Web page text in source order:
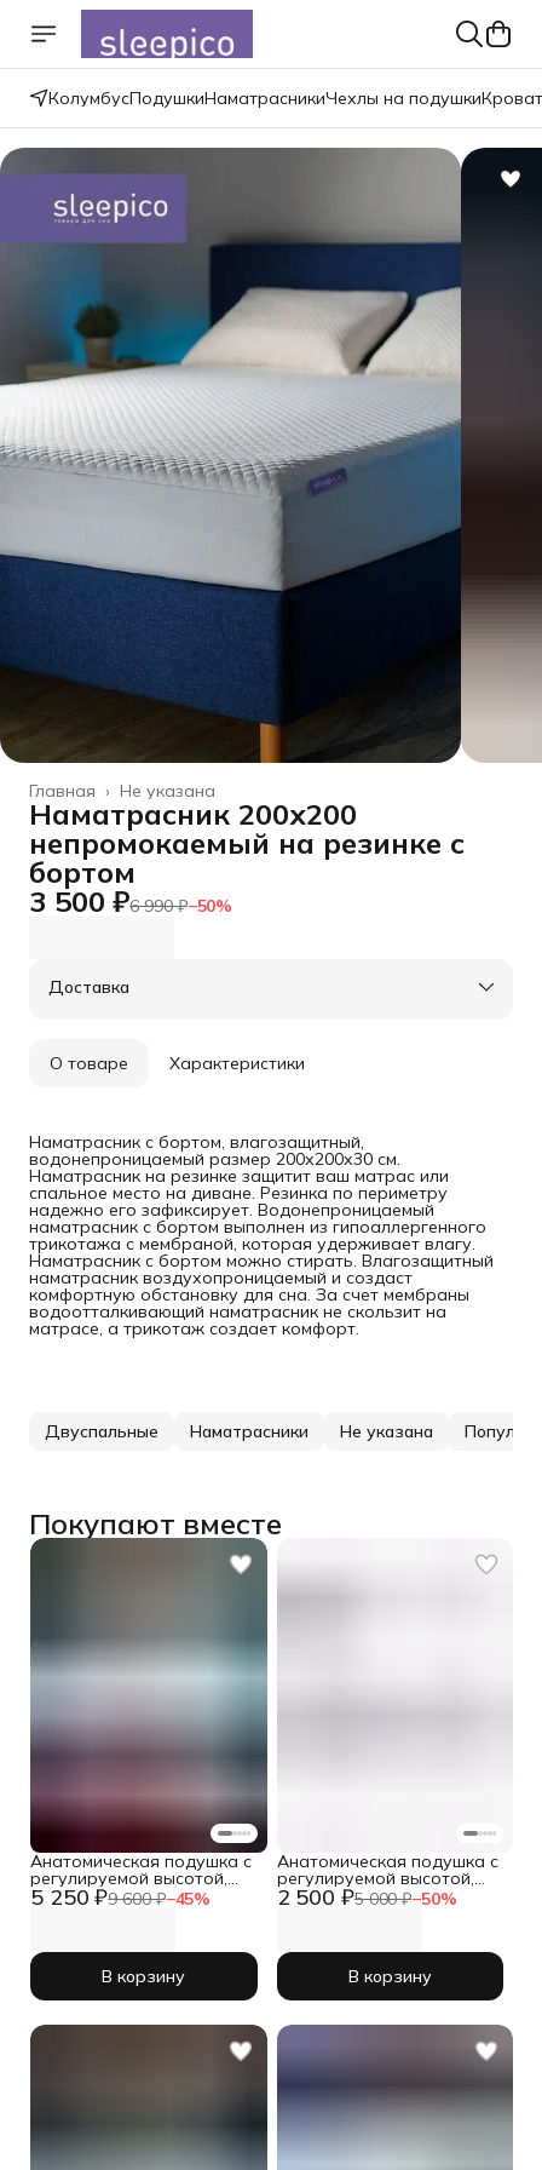
КолумбусПодушкиНаматрасникиЧехлы на подушки
Не указана
Главная ›
Наматрасник 200х200
непромокаемый на резинке с
бортом
3 500 ₽6 990 ₽−50%
Доставка
О товаре Характеристики
Наматрасник с бортом, влагозащитный,
водонепроницаемый размер 200х200х30 см.
Наматрасник на резинке защитит ваш матрас или
спальное место на диване. Резинка по периметру
надежно его зафиксирует. Водонепроницаемый
наматрасник с бортом выполнен из гипоаллергенного
трикотажа с мембраной, которая удерживает влагу.
Наматрасник с бортом можно стирать. Влагозащитный
наматрасник воздухопроницаемый и создаст
комфортную обстановку для сна. За счет мембраны
водоотталкивающий наматрасник не скользит на
матрасе, а трикотаж создает комфорт.
Двуспальные Наматрасники Не указана
Покупают вместе
5 250 ₽9 600 ₽−45%
Анатомическая подушка с
регулируемой высотой,
70x70 см, Memory Base max
В корзину
2 500 ₽5 000 ₽−50%
Анатомическая подушка с
регулируемой высотой,
70x70 см, Sleepico Memory
В корзину